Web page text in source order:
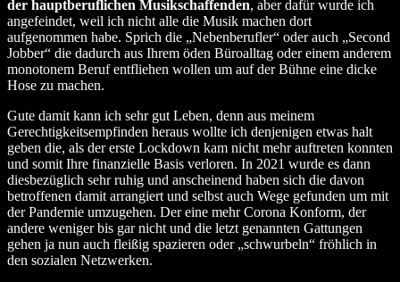
der hauptberuflichen Musikschaffenden, aber dafür wurde ich
angefeindet, weil ich nicht alle die Musik machen dort
aufgenommen habe. Sprich die „Nebenberufler“ oder auch „Second
Jobber“ die dadurch aus Ihrem öden Büroalltag oder einem anderem
monotonem Beruf entfliehen wollen um auf der Bühne eine dicke
Hose zu machen.
Gute damit kann ich sehr gut Leben, denn aus meinem
Gerechtigkeitsempfinden heraus wollte ich denjenigen etwas halt
geben die, als der erste Lockdown kam nicht mehr auftreten konnten
und somit Ihre finanzielle Basis verloren. In 2021 wurde es dann
diesbezüglich sehr ruhig und anscheinend haben sich die davon
betroffenen damit arrangiert und selbst auch Wege gefunden um mit
der Pandemie umzugehen. Der eine mehr Corona Konform, der
andere weniger bis gar nicht und die letzt genannten Gattungen
gehen ja nun auch fleißig spazieren oder „schwurbeln“ fröhlich in
den sozialen Netzwerken.